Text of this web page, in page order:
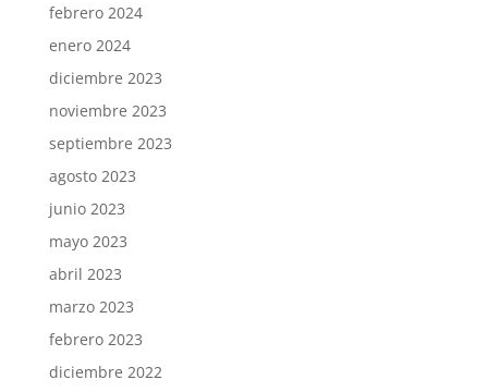
febrero 2024
enero 2024
diciembre 2023
noviembre 2023
septiembre 2023
agosto 2023
junio 2023
mayo 2023
abril 2023
marzo 2023
febrero 2023
diciembre 2022